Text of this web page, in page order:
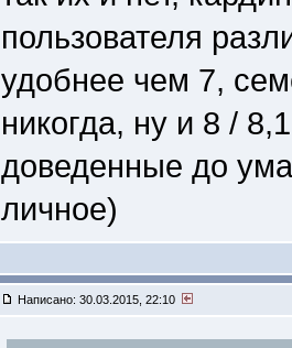
пользователя
удобнее чем 7,
никогда, ну и 8 /
доведенные до
личное)
Написано: 30.03.2015, 22:10